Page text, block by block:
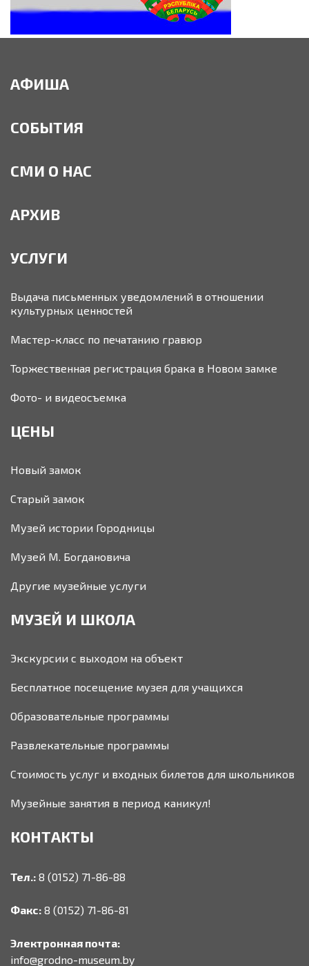
АФИША
СОБЫТИЯ
СМИ О НАС
АРХИВ
УСЛУГИ
Выдача письменных уведомлений в отношении
культурных ценностей
Мастер-класс по печатанию гравюр
Торжественная регистрация брака в Новом замке
Фото- и видеосъемка
ЦЕНЫ
Новый замок
Старый замок
Музей истории Городницы
Музей М. Богдановича
Другие музейные услуги
МУЗЕЙ И ШКОЛА
Экскурсии с выходом на объект
Бесплатное посещение музея для учащихся
Образовательные программы
Развлекательные программы
Стоимость услуг и входных билетов для школьников
Музейные занятия в период каникул!
КОНТАКТЫ
Тел.: 8 (0152) 71-86-88
Факс: 8 (0152) 71-86-81
Электронная почта:
info@grodno-museum.by